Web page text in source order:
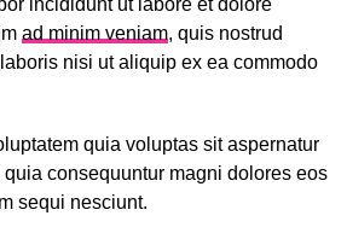
ad minim veniam, quis nostrud
nisi ut aliquip ex ea commodo
quia voluptas sit aspernatur
consequuntur magni dolores eos
sequi nesciunt.